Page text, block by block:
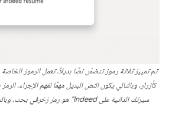
تم تمييز ثلاثة رموز تتضمّن نصًا بديلاً. تعمل الرموز
كأزرار، وبالتالي يكون النص البديل مهمًا لفهم الإجراء.
سيرتك الذاتية على Indeed" هو رمز زخرفي بحت، وبالتالي لا يحتاج إلى نص بديل.